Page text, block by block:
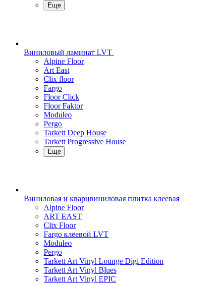
Еще
Виниловый ламинат LVT
Alpine Floor
Art East
Clix floor
Fargo
Floor Click
Floor Faktor
Moduleo
Pergo
Tarkett Deep House
Tarkett Progressive House
Еще
Виниловая и кварцвиниловая плитка клеевая
Alpine Floor
ART EAST
Clix Floor
Fargo клеевой LVT
Moduleo
Pergo
Tarkett Art Vinyl Lounge Digi Edition
Tarkett Art Vinyl Blues
Tarkett Art Vinyl EPIC